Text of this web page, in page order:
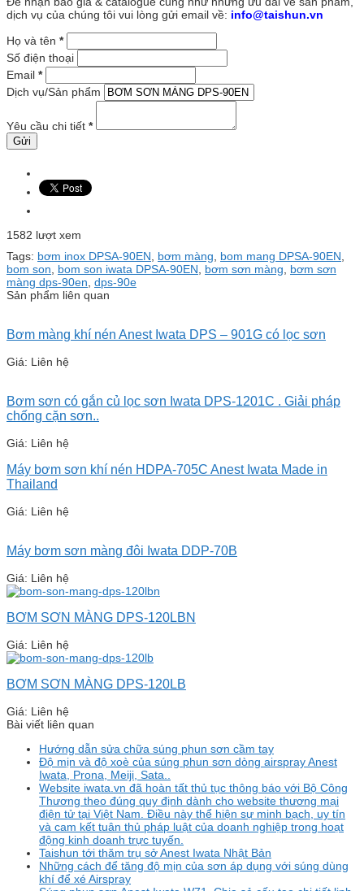
dịch vụ của chúng tôi vui lòng gửi email về: info@taishun.vn
Họ và tên *
Số điện thoại
Email *
Dịch vụ/Sản phẩm
Yêu cầu chi tiết *
1582 lượt xem
Tags: bơm inox DPSA-90EN bơm màng bom mang DPSA-90EN
bom son
bom son iwata DPSA-90EN bơm sơn màng
bơm sơn
màng dps-90en dps-90e
Sản phẩm liên quan
Bơm màng khí nén Anest Iwata DPS – 901G có lọc sơn
Giá: Liên hệ
Bơm sơn có gắn củ lọc sơn Iwata DPS-1201C . Giải pháp
chống cặn sơn..
Giá: Liên hệ
Máy bơm sơn khí nén HDPA-705C Anest Iwata Made in
Thailand
Giá: Liên hệ
Máy bơm sơn màng đôi Iwata DDP-70B
Giá: Liên hệ
BƠM SƠN MÀNG DPS-120LBN
Giá: Liên hệ
BƠM SƠN MÀNG DPS-120LB
Giá: Liên hệ
Bài viết liên quan
Hướng dẫn sửa chữa súng phun sơn cầm tay
Độ mịn và độ xoè của súng phun sơn dòng airspray Anest
Iwata, Prona, Meiji, Sata..
Website iwata.vn đã hoàn tất thủ tục thông báo với Bộ Công
Thương theo đúng quy định dành cho website thương mại
điện tử tại Việt Nam. Điều này thể hiện sự minh bạch, uy tín
và cam kết tuân thủ pháp luật của doanh nghiệp trong hoạt
động kinh doanh trực tuyến.
Taishun tới thăm trụ sở Anest Iwata Nhật Bản
Những cách để tăng độ mịn của sơn áp dụng với súng dùng
khí để xé Airspray